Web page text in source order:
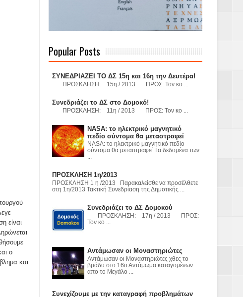
Γερμανούς
Α.Ε. με σκοπό
και
ΧΥΤΑ»
2023
είναι
ο
και
Popular Posts
ΣΥΝΕΔΡΙΑΖΕΙ ΤΟ ΔΣ 15η και 16η την Δευτέρα!
ΠΡΟΣΚΛΗΣΗ: 15η / 2013 ΠΡΟΣ: Τον κο ...
Συνεδριάζει το ΔΣ στο Δομοκό!
ΠΡΟΣΚΛΗΣΗ: 11η / 2013 ΠΡΟΣ: Τον κο ...
NASA: το ηλεκτρικό μαγνητικό
πεδίο σύντομα θα μεταστραφεί
NASA: το ηλεκτρικό μαγνητικό πεδίο
σύντομα θα μεταστραφεί Tα δεδομένα των
ΠΡΟΣΚΛΗΣΗ 1η/2013
ΠΡΟΣΚΛΗΣΗ 1 η /2013 Παρακαλείσθε να προσέλθετε
στη 1η/2013 Τακτική Συνεδρίαση της Δημοτικής ...
Συνεδριάζει το ΔΣ Δομοκού
ΠΡΟΣΚΛΗΣΗ: 17η / 2013 ΠΡΟΣ:
Τον κο ...
Αντάμωσαν οι Μοναστηριώτες
Αντάμωσαν οι Μοναστηριώτες χθες το
βράδυ στο 16ο Αντάμωμα καταγομένων
απο το Μεγάλο ...
Συνεχίζουμε με την καταγραφή προβλημάτων